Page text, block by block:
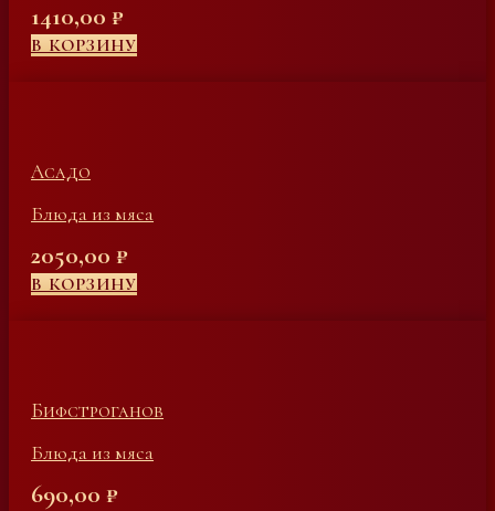
1410,00 ₽
В КОРЗИНУ
Асадо
Блюда из мяса
2050,00 ₽
В КОРЗИНУ
Бифстроганов
Блюда из мяса
690,00 ₽